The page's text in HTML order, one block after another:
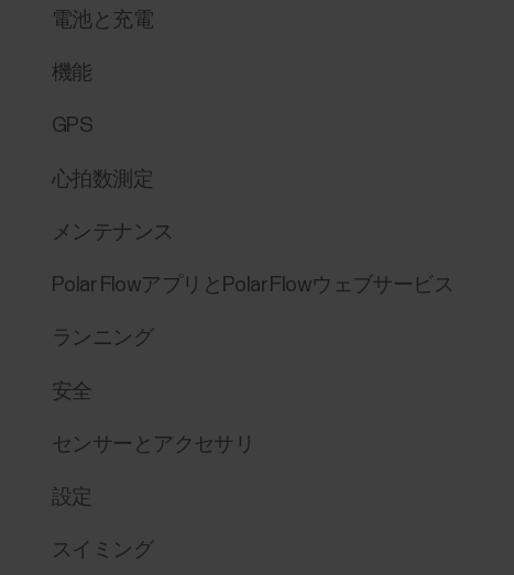
電池と充電
機能
GPS
心拍数測定
メンテナンス
Polar FlowアプリとPolar Flowウェブサービス
ランニング
安全
センサーとアクセサリ
設定
スイミング